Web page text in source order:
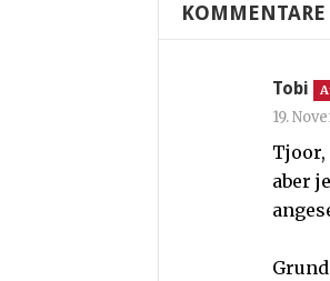
KOMMENTARE
Tobi
19.
Tjoor,
aber